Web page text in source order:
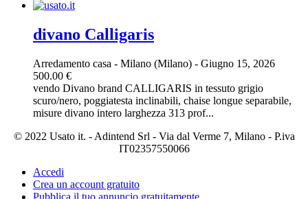
divano Calligaris
Arredamento casa - Milano (Milano) - Giugno 15, 2026
500.00 €
vendo Divano brand CALLIGARIS in tessuto grigio
scuro/nero, poggiatesta inclinabili, chaise longue separabile,
misure divano intero larghezza 313 prof...
© 2022 Usato it. - Adintend Srl - Via dal Verme 7, Milano - P.iva
IT02357550066
Accedi
Crea un account gratuito